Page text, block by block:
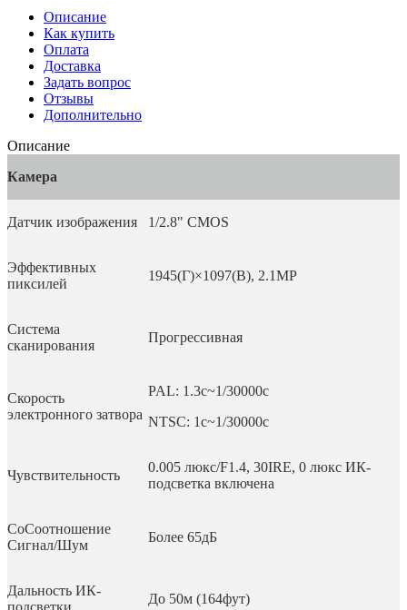
Описание
Как купить
Оплата
Доставка
Задать вопрос
Отзывы
Дополнительно
Описание
Камера
Датчик изображения 1/2.8" CMOS
Эффективных
пиксилей
1945(Г)×1097(В), 2.1MP
Система
сканирования
Прогрессивная
Скорость
электронного затвора
PAL: 1.3с~1/30000с
NTSC: 1с~1/30000с
Чувствительность
0.005 люкс/F1.4, 30IRE, 0 люкс ИК-
подсветка включена
СоСоотношение
Сигнал/Шум
Более 65дБ
Дальность ИК-
подсветки
До 50м (164фут)